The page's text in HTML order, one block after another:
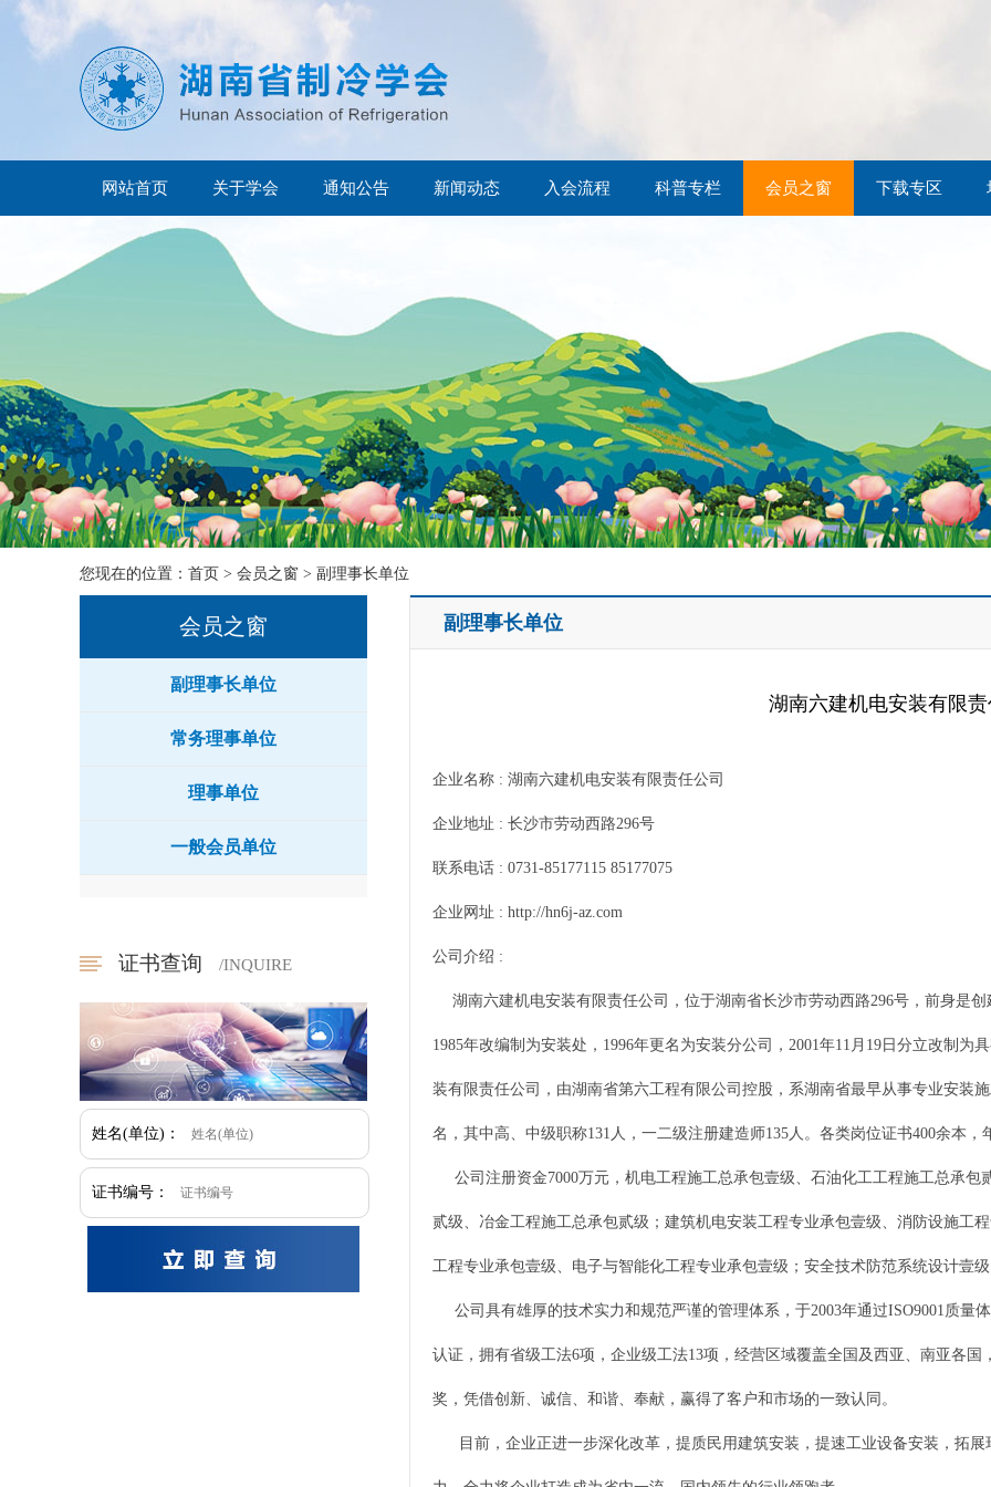
网站首页 关于学会 通知公告 新闻动态 入会流程 科普专栏 会员之窗 下载专区
您现在的位置： 首页 > 会员之窗 > 副理事长单位
会员之窗
副理事长单位
常务理事单位
理事单位
一般会员单位
证书查询 /INQUIRE
姓名(单位)：
证书编号：
副理事长单位
湖南六建机电安装有限
企业名称 : 湖南六建机电安装有限责任公司
企业地址 : 长沙市劳动西路296号
联系电话 : 0731-85177115 85177075
企业网址 : http://hn6j-az.com
公司介绍 :
湖南六建机电安装有限责任公司，位于湖南省长沙市劳动西路296号，前身是
1985年改编制为安装处，1996年更名为安装分公司，2001年11月19日分立改制
装有限责任公司，由湖南省第六工程有限公司控股，系湖南省最早从事专业安装
名，其中高、中级职称131人，一二级注册建造师135人。各类岗位证书400余本，
公司注册资金7000万元，机电工程施工总承包壹级、石油化工工程施工总承包
贰级、冶金工程施工总承包贰级；建筑机电安装工程专业承包壹级、消防设施工
工程专业承包壹级、电子与智能化工程专业承包壹级；安全技术防范系统设计壹
公司具有雄厚的技术实力和规范严谨的管理体系，于2003年通过ISO9001质量
认证，拥有省级工法6项，企业级工法13项，经营区域覆盖全国及西亚、南亚各
奖，凭借创新、诚信、和谐、奉献，赢得了客户和市场的一致认同。
目前，企业正进一步深化改革，提质民用建筑安装，提速工业设备安装，拓展